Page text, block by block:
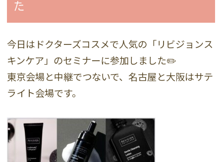
た
今日はドクターズコスメで人気の「リビジョンス
キンケア」のセミナーに参加しました✏️
東京会場と中継でつないで、名古屋と大阪はサテ
ライト会場です。